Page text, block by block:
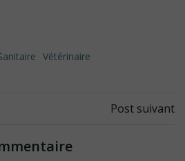
Vétérinaire
Navigation
de
Post suivant